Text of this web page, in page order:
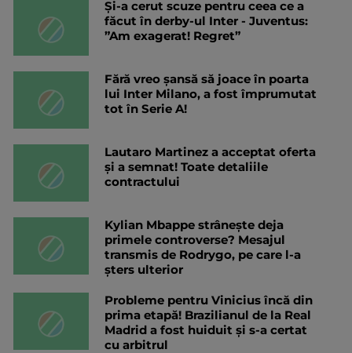
Și-a cerut scuze pentru ceea ce a
făcut în derby-ul Inter - Juventus:
”Am exagerat! Regret”
Fără vreo șansă să joace în poarta
lui Inter Milano, a fost împrumutat
tot în Serie A!
Lautaro Martinez a acceptat oferta
și a semnat! Toate detaliile
contractului
Kylian Mbappe strânește deja
primele controverse? Mesajul
transmis de Rodrygo, pe care l-a
șters ulterior
Probleme pentru Vinicius încă din
prima etapă! Brazilianul de la Real
Madrid a fost huiduit și s-a certat
cu arbitrul